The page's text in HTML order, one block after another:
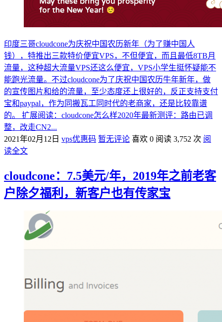
印度三哥cloudcone为庆祝中国农历新年（为了赚中国人
钱），特推出三款特价便宜VPS，不但便宜，而且最低8TB月
流量，这种超大流量VPS还这么便宜，VPS小学生挺怀疑能不
能跑光流量。不过cloudcone为了庆祝中国农历牛年新年，做
的宣传图片和给的流量，至少态度还上很好的，反正支持支付
宝和paypal，作为同搬瓦工同时代的老商家，还是比较靠谱
的。 扩展阅读：cloudcone怎么样2020年最新测评：路由已调
整，改走CN2...
2021年02月12日 vps优惠码 暂无评论 喜欢 0 阅读 3,752 次 阅
读全文
cloudcone：7.5美元/年，2019年之前老客
户除夕福利，新客户也有传家宝